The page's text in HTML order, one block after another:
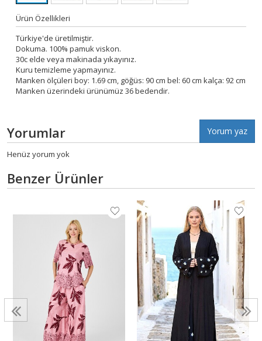
Ürün Özellikleri
Türkiye'de üretilmiştir.
Dokuma. 100% pamuk viskon.
30c elde veya makinada yıkayınız.
Kuru temizleme yapmayınız.
Manken ölçüleri boy: 1.69 cm, göğüs: 90 cm bel: 60 cm kalça: 92 cm
Manken üzerindeki ürünümüz 36 bedendir.
Yorumlar Yorum yaz
Henüz yorum yok
Benzer Ürünler